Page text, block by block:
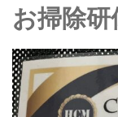
浴室クリーニ
風呂釜洗浄・
クリーニング
トイレクリー
お掃除研